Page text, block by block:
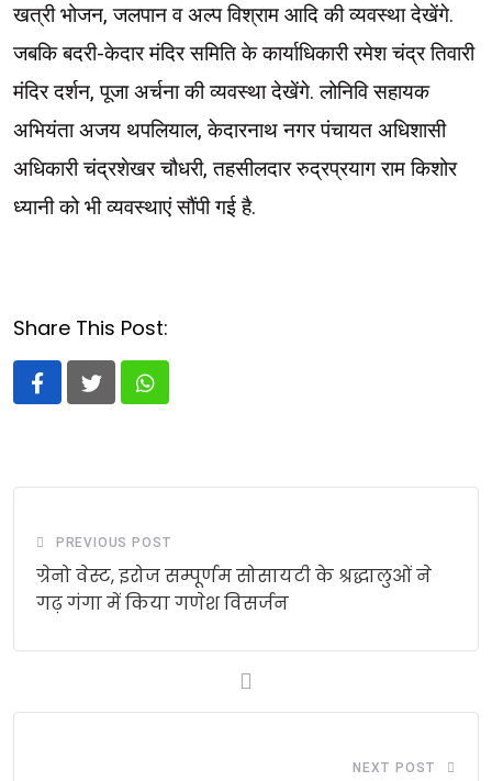
खत्री भोजन, जलपान व अल्प विश्राम आदि की व्यवस्था देखेंगे.
जबकि बदरी-केदार मंदिर समिति के कार्याधिकारी रमेश चंद्र तिवारी
मंदिर दर्शन, पूजा अर्चना की व्यवस्था देखेंगे. लोनिवि सहायक
अभियंता अजय थपलियाल, केदारनाथ नगर पंचायत अधिशासी
अधिकारी चंद्रशेखर चौधरी, तहसीलदार रुद्रप्रयाग राम किशोर
ध्यानी को भी व्यवस्थाएं सौंपी गई है.
Share This Post:
Whatsapp
PREVIOUS POST
ग्रेनो वेस्ट, इरोज सम्पूर्णम सोसायटी के श्रद्धालुओं ने
गढ़ गंगा में किया गणेश विसर्जन
NEXT POST